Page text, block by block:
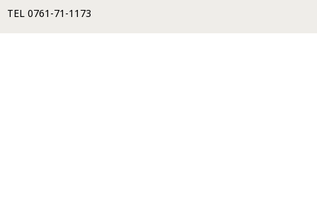
TEL 0761-71-1173